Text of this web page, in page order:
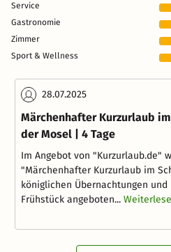
Service
Gastronomie
Zimmer
Sport & Wellness
28.07.2025
Märchenhafter Kurzurlaub
der Mosel | 4 Tage
Im Angebot von "Kurzurlaub.de"
"Märchenhafter Kurzurlaub im
königlichen Übernachtungen
Frühstück angeboten...